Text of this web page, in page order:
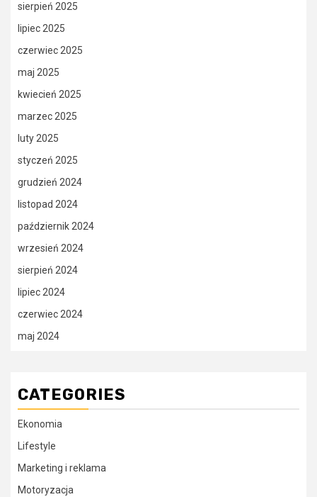
sierpień 2025
lipiec 2025
czerwiec 2025
maj 2025
kwiecień 2025
marzec 2025
luty 2025
styczeń 2025
grudzień 2024
listopad 2024
październik 2024
wrzesień 2024
sierpień 2024
lipiec 2024
czerwiec 2024
maj 2024
CATEGORIES
Ekonomia
Lifestyle
Marketing i reklama
Motoryzacja